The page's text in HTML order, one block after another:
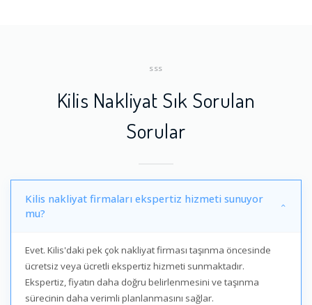
SSS
Kilis Nakliyat Sık Sorulan
Sorular
Kilis nakliyat firmaları ekspertiz hizmeti sunuyor
mu?
Evet. Kilis'daki pek çok nakliyat firması taşınma öncesinde
ücretsiz veya ücretli ekspertiz hizmeti sunmaktadır.
Ekspertiz, fiyatın daha doğru belirlenmesini ve taşınma
sürecinin daha verimli planlanmasını sağlar.